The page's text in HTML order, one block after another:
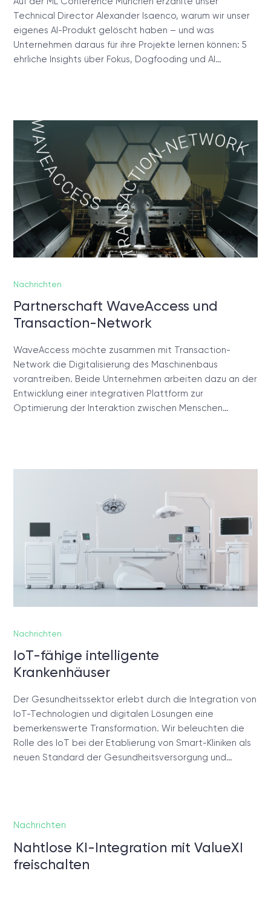
Technical Director Alexander Isaenco, warum wir unser
eigenes AI-Produkt gelöscht haben – und was
Unternehmen daraus für ihre Projekte lernen können: 5
ehrliche Insights über Fokus, Dogfooding und AI…
Nachrichten
Partnerschaft WaveAccess und
Transaction-Network
WaveAccess möchte zusammen mit Transaction-
Network die Digitalisierung des Maschinenbaus
vorantreiben. Beide Unternehmen arbeiten dazu an der
Entwicklung einer integrativen Plattform zur
Optimierung der Interaktion zwischen Menschen…
Nachrichten
IoT-fähige intelligente
Krankenhäuser
Der Gesundheitssektor erlebt durch die Integration von
IoT-Technologien und digitalen Lösungen eine
bemerkenswerte Transformation. Wir beleuchten die
Rolle des IoT bei der Etablierung von Smart-Kliniken als
neuen Standard der Gesundheitsversorgung und…
Nachrichten
Nahtlose KI-Integration mit ValueXI
freischalten